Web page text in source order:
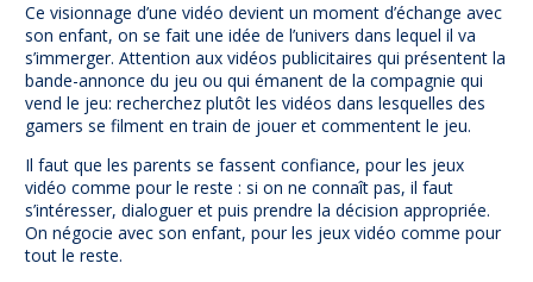
Ce visionnage d’une vidéo devient un moment d’échange avec
son enfant, on se fait une idée de l’univers dans lequel il va
s’immerger. Attention aux vidéos publicitaires qui présentent la
bande-annonce du jeu ou qui émanent de la compagnie qui
vend le jeu: recherchez plutôt les vidéos dans lesquelles des
gamers se filment en train de jouer et commentent le jeu.
Il faut que les parents se fassent confiance, pour les jeux
vidéo comme pour le reste : si on ne connaît pas, il faut
s’intéresser, dialoguer et puis prendre la décision appropriée.
On négocie avec son enfant, pour les jeux vidéo comme pour
tout le reste.